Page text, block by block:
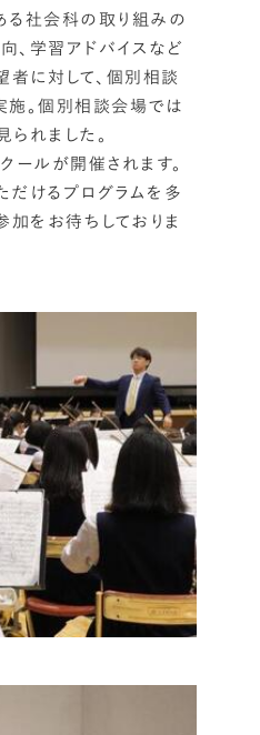
る社会科の取り組みの
、学習アドバイスなど
者に対して、個別相談
施。個別相談会場では
れました。
ールが開催されます。
けるプログラムを多
加をお待ちしておりま